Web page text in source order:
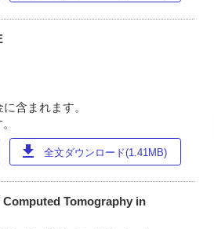
含まれます。
download 全文ダウンロード(1.41MB)
Tomography in